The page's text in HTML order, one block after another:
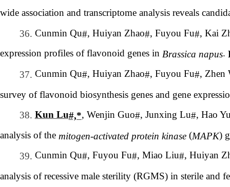
wide association and transcriptome analysis reveals
36. Cunmin Qu#, Huiyan Zhao#, Fuyou Fu#, Kai
expression profiles of flavonoid genes in Brassica napus.
37. Cunmin Qu#, Huiyan Zhao#, Fuyou Fu#, Zhen
survey of flavonoid biosynthesis genes and gene
38. Kun Lu#,*, Wenjin Guo#, Junxing Lu#, Hao
analysis of the mitogen-activated protein kinase (MAPK)
39. Cunmin Qu#, Fuyou Fu#, Miao Liu#, Huiyan
analysis of recessive male sterility (RGMS) in sterile and